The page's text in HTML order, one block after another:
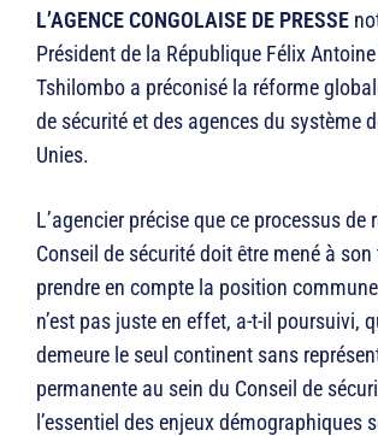
L’AGENCE CONGOLAISE DE PRESSE
Président de la République Félix
Tshilombo a préconisé la réforme
de sécurité et des agences du système
Unies.
L’agencier précise que ce processus de
Conseil de sécurité doit être mené à son
prendre en compte la position
n’est pas juste en effet, a-t-il poursuivi,
demeure le seul continent sans
permanente au sein du Conseil de
l’essentiel des enjeux démographiques